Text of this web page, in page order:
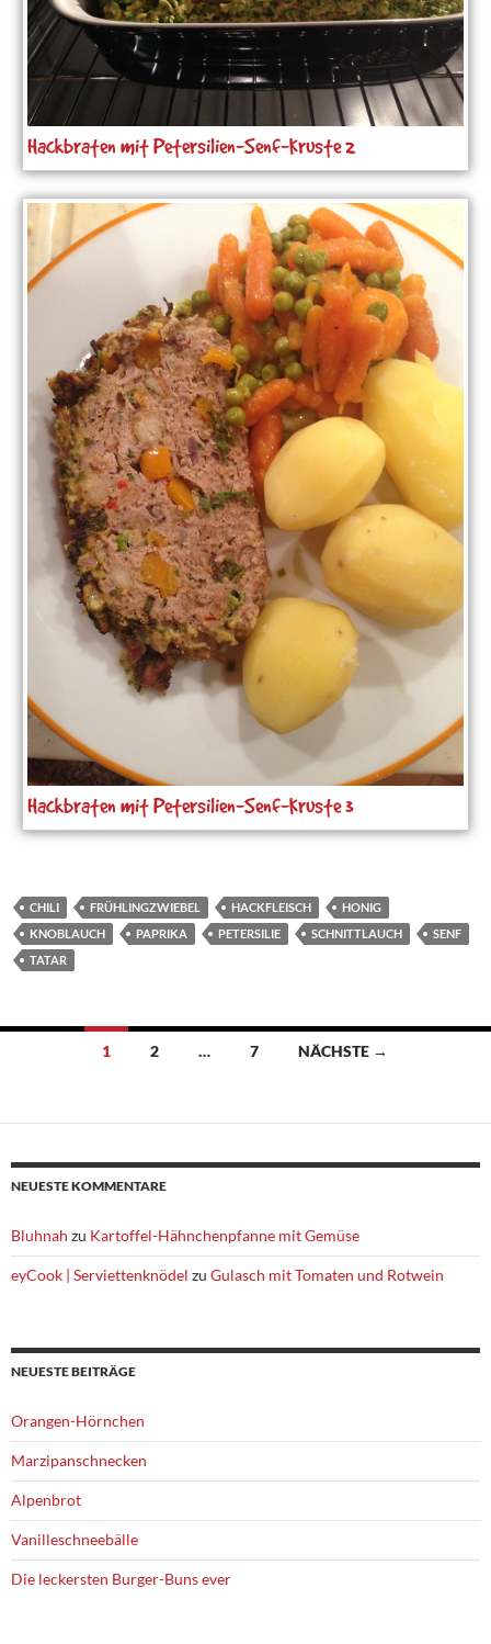
Hackbraten mit Petersilien-Senf-Kruste 2
Hackbraten mit Petersilien-Senf-Kruste 3
CHILI FRÜHLINGZWIEBEL HACKFLEISCH
HONIG
KNOBLAUCH
PAPRIKA PETERSILIE SCHNITTLAUCH
SENF
TATAR
Beitragsnavigation
1 2 … 7 NÄCHSTE →
NEUESTE KOMMENTARE
Bluhnah zu Kartoffel-Hähnchenpfanne mit Gemüse
eyCook | Serviettenknödel zu Gulasch mit Tomaten und Rotwein
NEUESTE BEITRÄGE
Orangen-Hörnchen
Marzipanschnecken
Alpenbrot
Vanilleschneebälle
Die leckersten Burger-Buns ever